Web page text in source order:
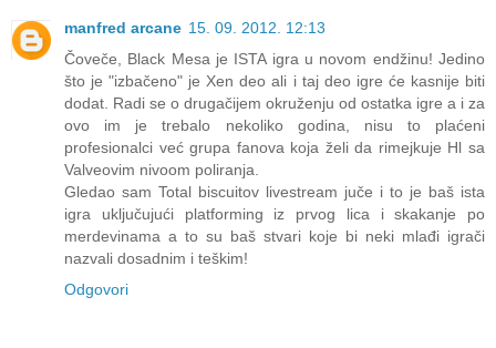
manfred arcane 15. 09. 2012. 12:13
Čoveče, Black Mesa je ISTA igra u novom endžinu! Jedino
što je "izbačeno" je Xen deo ali i taj deo igre će kasnije biti
dodat. Radi se o drugačijem okruženju od ostatka igre a i za
ovo im je trebalo nekoliko godina, nisu to plaćeni
profesionalci već grupa fanova koja želi da rimejkuje Hl sa
Valveovim nivoom poliranja.
Gledao sam Total biscuitov livestream juče i to je baš ista
igra uključujući platforming iz prvog lica i skakanje po
merdevinama a to su baš stvari koje bi neki mlađi igrači
nazvali dosadnim i teškim!
Odgovori